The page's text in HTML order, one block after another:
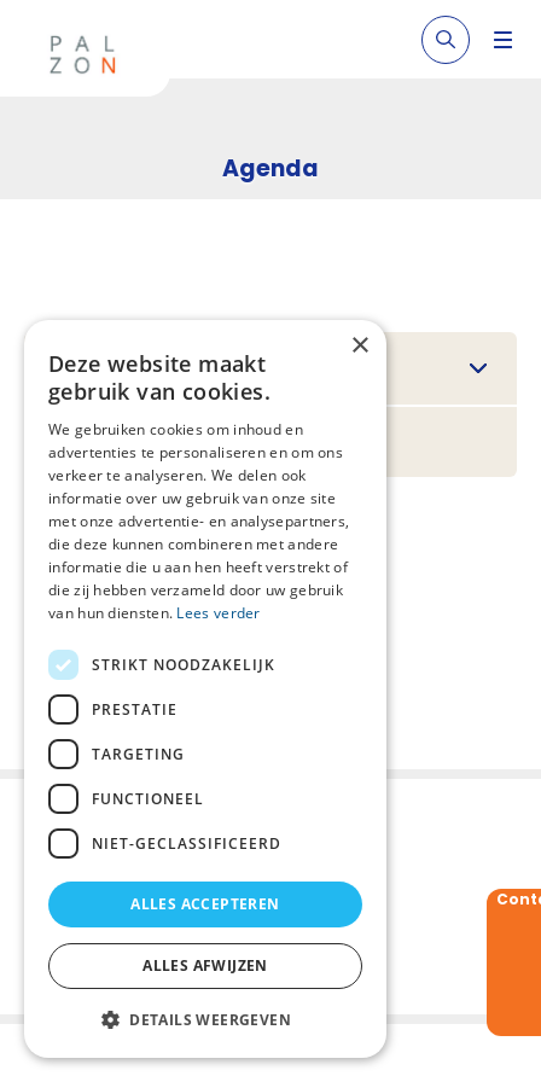
Agenda
Filteren
Regionaal
×
Deze website maakt
gebruik van cookies.
We gebruiken cookies om inhoud en
advertenties te personaliseren en om ons
verkeer te analyseren. We delen ook
informatie over uw gebruik van onze site
met onze advertentie- en analysepartners,
die deze kunnen combineren met andere
informatie die u aan hen heeft verstrekt of
die zij hebben verzameld door uw gebruik
van hun diensten. Lees verder
STRIKT NOODZAKELIJK
PRESTATIE
TARGETING
FUNCTIONEEL
NIET-GECLASSIFICEERD
ALLES ACCEPTEREN
ALLES AFWIJZEN
DETAILS WEERGEVEN